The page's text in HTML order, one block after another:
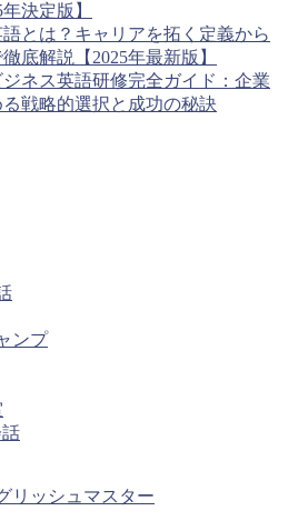
決定版】
とは？キャリアを拓く定義から
底解説【2025年最新版】
ジネス英語研修完全ガイド：企業
戦略的選択と成功の秘訣
ンプ
リッシュマスター